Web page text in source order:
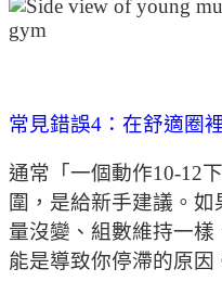
常見錯誤4：在舒適圈
通常「一個動作10-12
圍，是給新手建議。
量沒變、組數維持一
能是導致你停滯的原因